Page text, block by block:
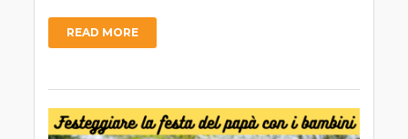
READ MORE